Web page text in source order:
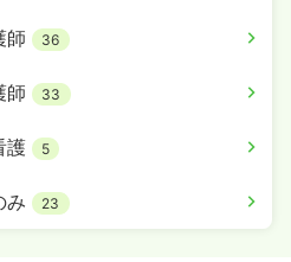
師 36
師 33
護 5
み 23